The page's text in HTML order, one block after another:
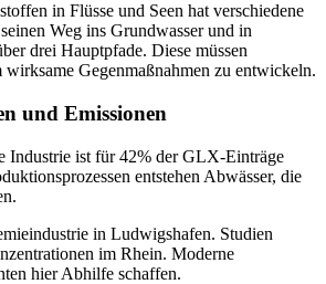
in Flüsse und Seen hat verschiedene
Weg ins Grundwasser und in
drei Hauptpfade. Diese müssen
wirksame Gegenmaßnahmen zu entwickeln.
und Emissionen
Industrie ist für 42% der GLX-Einträge
entstehen Abwässer, die
in Ludwigshafen. Studien
im Rhein. Moderne
hier Abhilfe schaffen.